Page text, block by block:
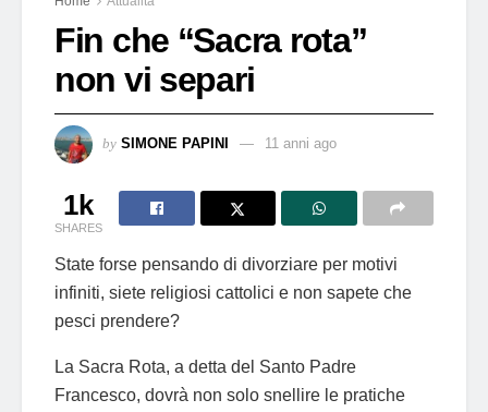
Fin che “Sacra rota”
non vi separi
by SIMONE PAPINI 11 anni ago
1k
SHARES
State forse pensando di divorziare per motivi
infiniti, siete religiosi cattolici e non sapete che
pesci prendere?
La Sacra Rota, a detta del Santo Padre
Francesco, dovrà non solo snellire le pratiche